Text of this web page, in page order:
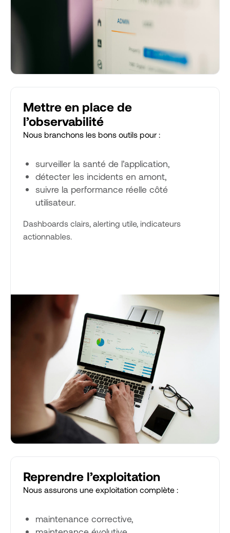
Mettre en place de
l’observabilité
Nous branchons les bons outils pour :
surveiller la santé de l’application,
détecter les incidents en amont,
suivre la performance réelle côté
utilisateur.
Dashboards clairs, alerting utile, indicateurs
actionnables.
Reprendre l’exploitation
Nous assurons une exploitation complète :
maintenance corrective,